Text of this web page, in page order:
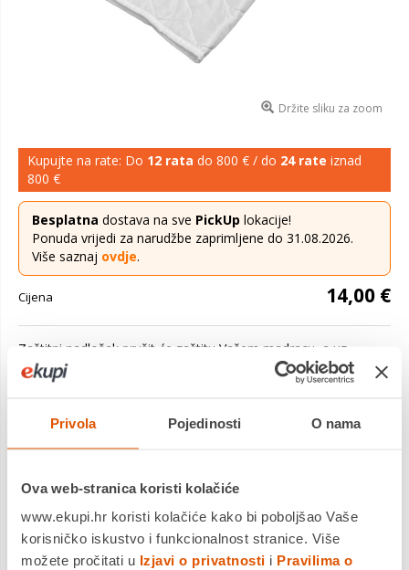
Privola Pojedinosti O nama
Ova web-stranica koristi kolačiće
www.ekupi.hr koristi kolačiće kako bi poboljšao Vaše
korisničko iskustvo i funkcionalnost stranice. Više
možete pročitati u Izjavi o privatnosti i Pravilima o
Držite sliku za zoom
Kupujte na rate: Do 12 rata do 800 € / do 24 rate iznad
800 €
Besplatna dostava na sve PickUp lokacije!
Ponuda vrijedi za narudžbe zaprimljene do 31.08.2026.
Više saznaj ovdje.
Cijena 14,00 €
Zaštitni nadložak pružit će zaštitu Vašem madracu, a uz
tkaninu od mikrovlakana proštepanu sa vatom gustoće 150
g/m2 vate pružit će ...
Dostavljamo već od
08.09.2026
Platite gotovinom pri preuzimanju, Internet bankarstvom, karticama
Povrat robe moguć unutar 14 dana